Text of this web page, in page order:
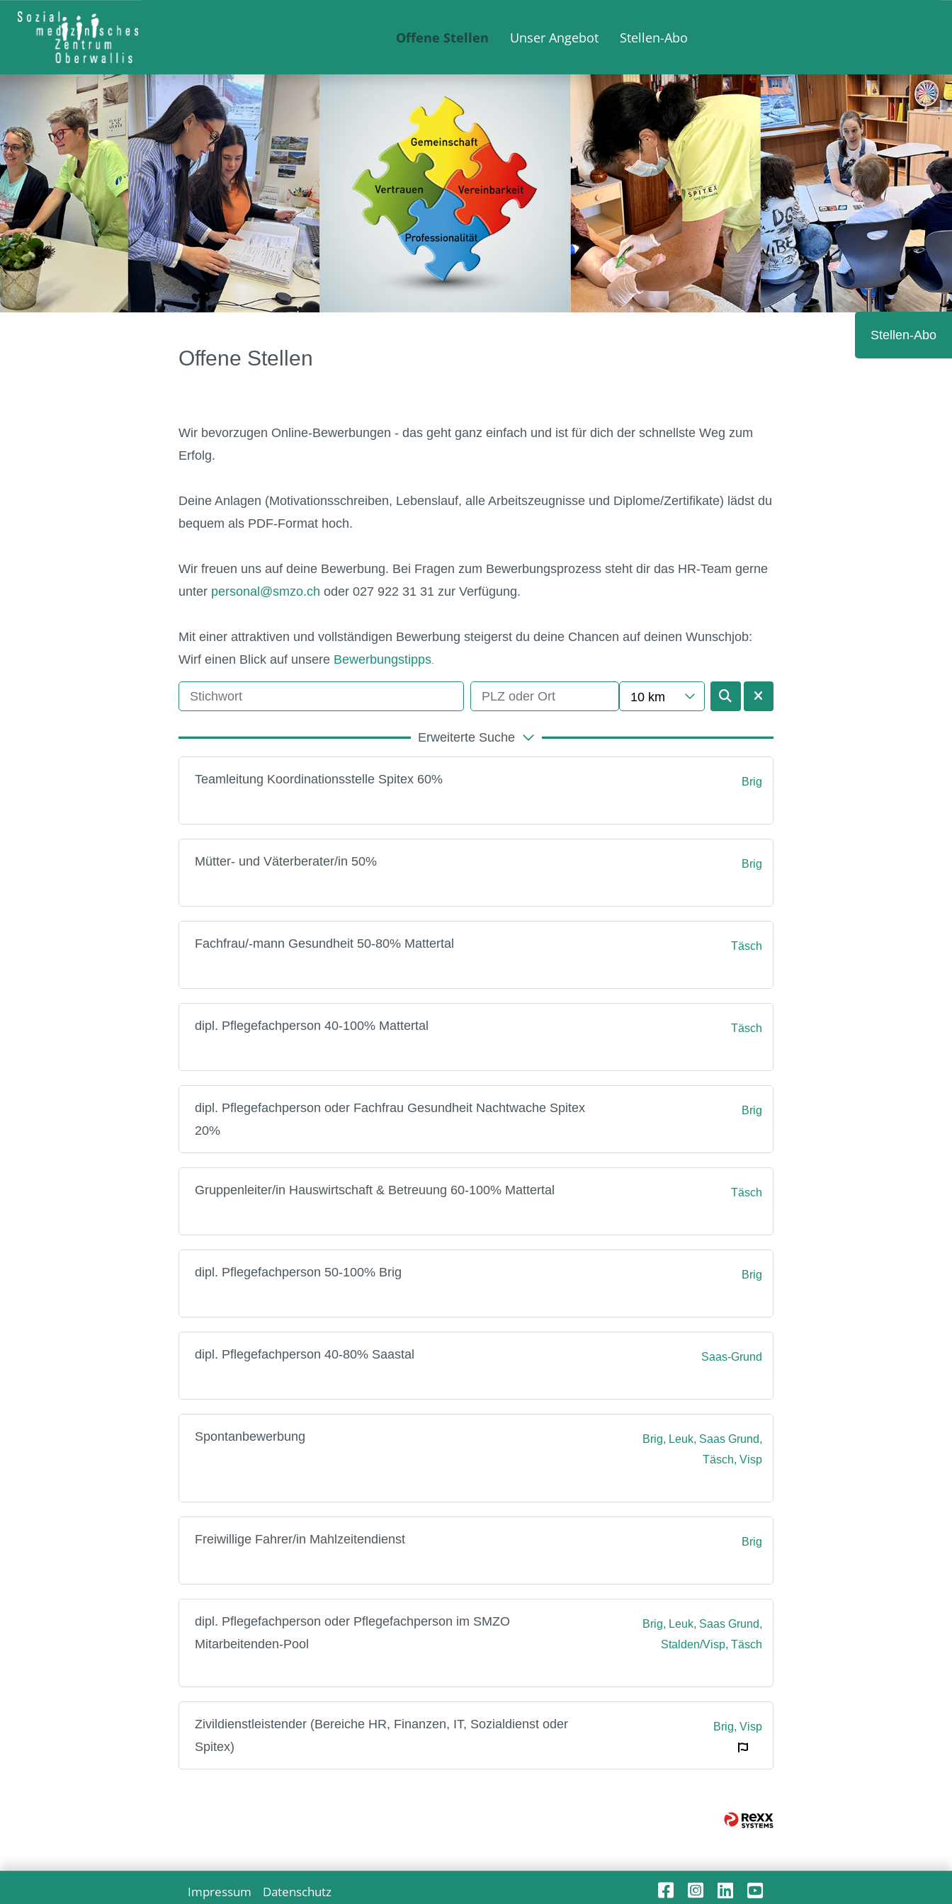
Offene Stellen Unser Angebot Stellen-Abo
Offene Stellen
Wir bevorzugen Online-Bewerbungen - das geht ganz einfach und ist für dich der schnellste Weg zum
Erfolg.
Deine Anlagen (Motivationsschreiben, Lebenslauf, alle Arbeitszeugnisse und Diplome/Zertifikate) lädst du
bequem als PDF-Format hoch.
Wir freuen uns auf deine Bewerbung. Bei Fragen zum Bewerbungsprozess steht dir das HR-Team gerne
unter personal@smzo.ch oder 027 922 31 31 zur Verfügung.
Mit einer attraktiven und vollständigen Bewerbung steigerst du deine Chancen auf deinen Wunschjob:
Wirf einen Blick auf unsere Bewerbungstipps.
10 km
Erweiterte Suche
Teamleitung Koordinationsstelle Spitex 60% Brig
Mütter- und Väterberater/in 50% Brig
Fachfrau/-mann Gesundheit 50-80% Mattertal Täsch
dipl. Pflegefachperson 40-100% Mattertal Täsch
dipl. Pflegefachperson oder Fachfrau Gesundheit Nachtwache Spitex
20%
Brig
Gruppenleiter/in Hauswirtschaft & Betreuung 60-100% Mattertal Täsch
dipl. Pflegefachperson 50-100% Brig Brig
dipl. Pflegefachperson 40-80% Saastal Saas-Grund
Spontanbewerbung
Brig, Leuk, Saas Grund,
Täsch, Visp
Freiwillige Fahrer/in Mahlzeitendienst Brig
dipl. Pflegefachperson oder Pflegefachperson im SMZO
Mitarbeitenden-Pool
Brig, Leuk, Saas Grund,
Stalden/Visp, Täsch
Zivildienstleistender (Bereiche HR, Finanzen, IT, Sozialdienst oder
Spitex)
Brig, Visp
Stellen-Abo
Impressum Datenschutz